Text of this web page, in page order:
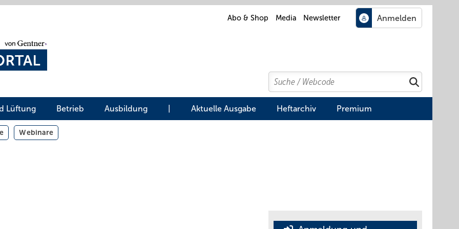
Abo & Shop Media Newsletter
Search
Suchen
Lüftung Betrieb Ausbildung Aktuelle Ausgabe Heftarchiv Premium
Webinare